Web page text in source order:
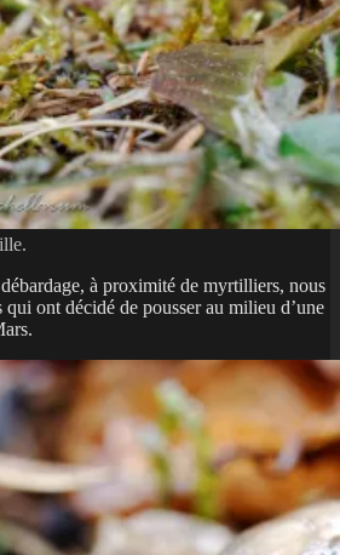
à proximité de myrtilliers, nous
ont décidé de pousser au milieu d’une